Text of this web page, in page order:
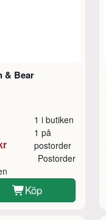
& Bear
1 i butiken
1 på
postorder
Postorder
Köp